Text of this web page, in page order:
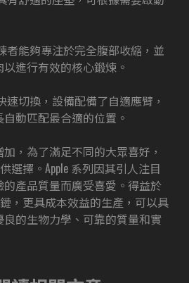
能夠專注於完全腹部收縮，並
進行有效的核心鍛煉。
切換，設備配備了自適應臂，
動匹配最合適的位置。
，為了滿足不同的大眾喜好，
選擇。Apple 系列因其引人注目
產品質量而廣受喜愛。得益於
鏈，更具成本效益的生產，可以具
的生物力學、可靠的質量和實